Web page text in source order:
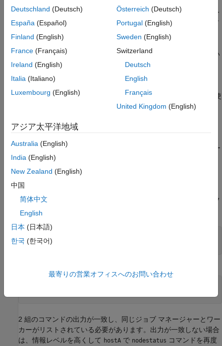
ていることを確認してください。ノードのホスト名が、そのノー
ド自身から見た場合と他のノードから見た場合の両方で一致して
いることを確認します。たとえば、
nodeB上のプロセスが
とnodeBの両方から確認します。それらのホスト名が一致してい
る必要があります。
nodestatus コマンドを使用して診断できます。このコマンドを使
用して、ローカル ホスト上で実行されているMATLAB Parallel
なものを特定します。
たとえば、nodeA
上のジョブ マネージャー
に登録できない場合、両方のノードで同じ
を実行して、nodeAが
で、Linux
マンドを実行します。
は MATLAB のインストール フ
ォルダーです。
remotehost nodeB
nodeAで同じコマンドを実行します。
2 組のコマンドの出力が一致し、同じジョブ マネージャーとワー
カーがリストされている必要があります。出力が一致しない場合
は、情報レベルを高くして hostA で nodestatus コマンドを再度
Deutschland (Deutsch)
España (Español)
Finland (English)
France (Français)
Ireland (English)
Italia (Italiano)
Luxembourg (English)
Österreich (Deutsch)
Portugal(English)
Sweden (English)
Switzerland
Deutsch
English
Français
United Kingdom (English)
アジア太平洋地域
Australia (English)
India (English)
New Zealand (English)
中国
简体中文
English
日本 (日本語)
한국 (한국어)
最寄りの営業オフィスへのお問い合わせ